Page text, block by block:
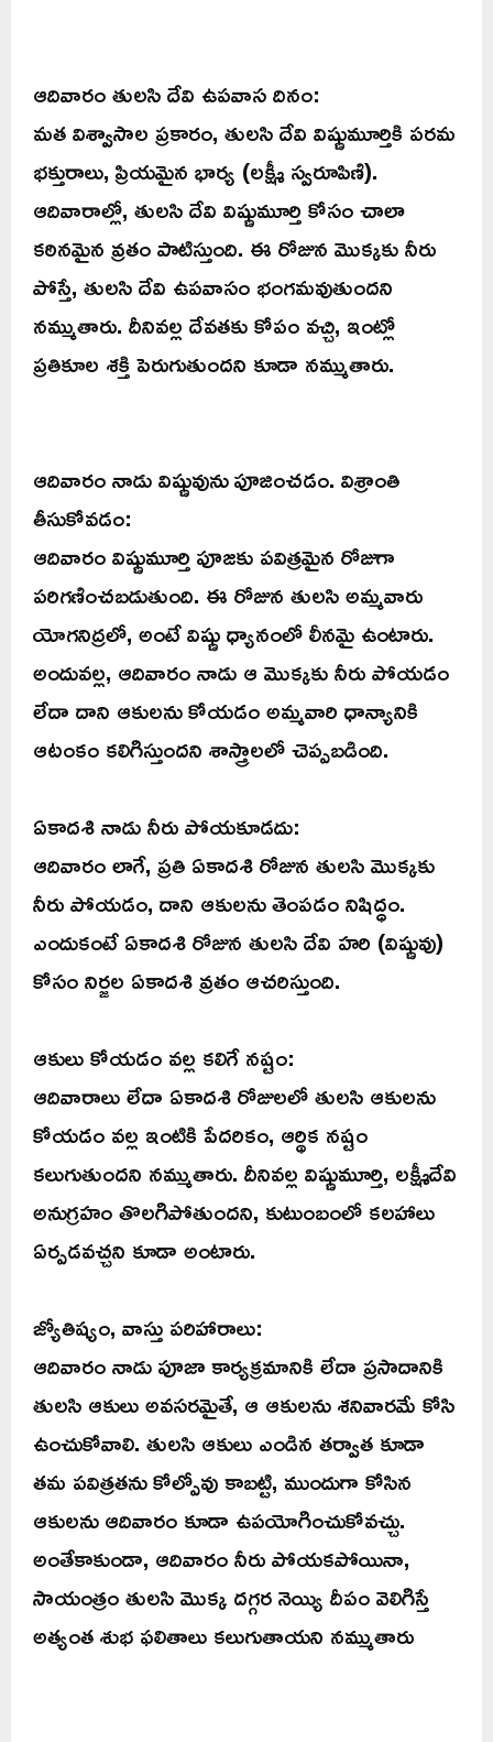
ఆదివారం తులసి దేవి ఉపవాస దినం:
మత విశ్వాసాల ప్రకారం, తులసి దేవి విష్ణుమూర్తికి పరమ
భక్తురాలు, ప్రియమైన భార్య (లక్ష్మీ స్వరూపిణి).
ఆదివారాల్లో, తులసి దేవి విష్ణుమూర్తి కోసం చాలా
కఠినమైన వ్రతం పాటిస్తుంది. ఈ రోజున మొక్కకు నీరు
పోస్తే, తులసి దేవి ఉపవాసం భంగమవుతుందని
నమ్ముతారు. దీనివల్ల దేవతకు కోపం వచ్చి, ఇంట్లో
ప్రతికూల శక్తి పెరుగుతుందని కూడా నమ్ముతారు.
ఆదివారం నాడు విష్ణువును పూజించడం. విశ్రాంతి
తీసుకోవడం:
ఆదివారం విష్ణుమూర్తి పూజకు పవిత్రమైన రోజుగా
పరిగణించబడుతుంది. ఈ రోజున తులసి అమ్మవారు
యోగనిద్రలో, అంటే విష్ణు ధ్యానంలో లీనమై ఉంటారు.
అందువల్ల, ఆదివారం నాడు ఆ మొక్కకు నీరు పోయడం
లేదా దాని ఆకులను కోయడం అమ్మవారి ధాన్యానికి
ఆటంకం కలిగిస్తుందని శాస్త్రాలలో చెప్పబడింది.
ఏకాదశి నాడు నీరు పోయకూడదు:
ఆదివారం లాగే, ప్రతి ఏకాదశి రోజున తులసి మొక్కకు
నీరు పోయడం, దాని ఆకులను తెంపడం నిషిద్ధం.
ఎందుకంటే ఏకాదశి రోజున తులసి దేవి హరి (విష్ణువు)
కోసం నిర్జల ఏకాదశి వ్రతం ఆచరిస్తుంది.
ఆకులు కోయడం వల్ల కలిగే నష్టం:
ఆదివారాలు లేదా ఏకాదశి రోజులలో తులసి ఆకులను
కోయడం వల్ల ఇంటికి పేదరికం, ఆర్థిక నష్టం
కలుగుతుందని నమ్ముతారు. దీనివల్ల విష్ణుమూర్తి, లక్ష్మీదేవి
అనుగ్రహం తొలగిపోతుందని, కుటుంబంలో కలహాలు
ఏర్పడవచ్చని కూడా అంటారు.
జ్యోతిష్యం, వాస్తు పరిహారాలు:
ఆదివారం నాడు పూజా కార్యక్రమానికి లేదా ప్రసాదానికి
తులసి ఆకులు అవసరమైతే, ఆ ఆకులను శనివారమే కోసి
ఉంచుకోవాలి. తులసి ఆకులు ఎండిన తర్వాత కూడా
తమ పవిత్రతను కోల్పోవు కాబట్టి, ముందుగా కోసిన
ఆకులను ఆదివారం కూడా ఉపయోగించుకోవచ్చు.
అంతేకాకుండా, ఆదివారం నీరు పోయకపోయినా,
సాయంత్రం తులసి మొక్క దగ్గర నెయ్యి దీపం వెలిగిస్తే
అత్యంత శుభ ఫలితాలు కలుగుతాయని నమ్ముతారు